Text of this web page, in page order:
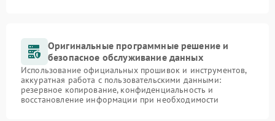
Оригинальные программные решение и
безопасное обслуживание данных
Использование официальных прошивок и инструментов,
аккуратная работа с пользовательскими данными:
резервное копирование, конфиденциальность и
восстановление информации при необходимости